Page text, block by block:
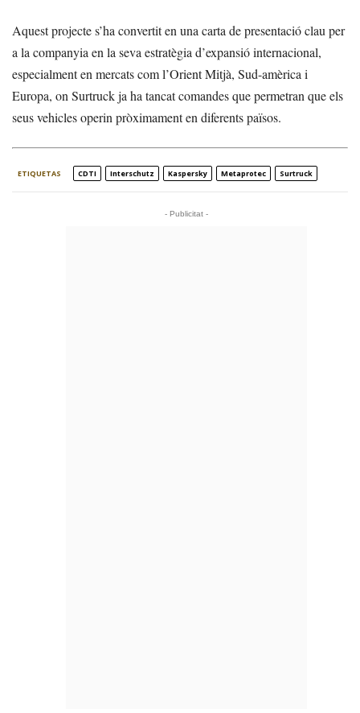
Aquest projecte s’ha convertit en una carta de presentació clau per
a la companyia en la seva estratègia d’expansió internacional,
especialment en mercats com l’Orient Mitjà, Sud-amèrica i
Europa, on Surtruck ja ha tancat comandes que permetran que els
seus vehicles operin pròximament en diferents països.
ETIQUETAS CDTI Interschutz Kaspersky Metaprotec Surtruck
- Publicitat -